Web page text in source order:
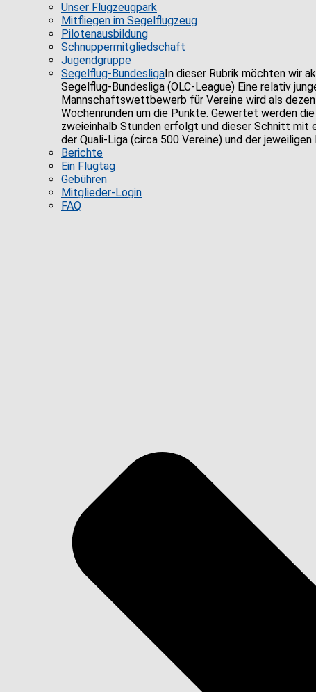
Unser Flugzeugpark
Mitfliegen im Segelflugzeug
Pilotenausbildung
Schnuppermitgliedschaft
Jugendgruppe
Segelflug-BundesligaIn dieser Rubrik möchten wir
Segelflug-Bundesliga (OLC-League) Eine relativ
Mannschaftswettbewerb für Vereine wird als
Wochenrunden um die Punkte. Gewertet werden
zweieinhalb Stunden erfolgt und dieser Schnitt mit
der Quali-Liga (circa 500 Vereine) und der
Berichte
Ein Flugtag
Gebühren
Mitglieder-Login
FAQ